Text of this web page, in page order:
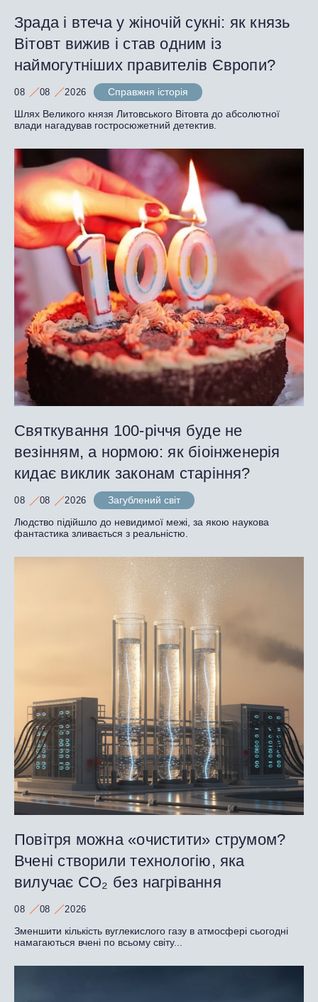
Зрада і втеча у жіночій сукні: як князь
Вітовт вижив і став одним із
наймогутніших правителів Європи?
08 08 2026
Справжня історія
Шлях Великого князя Литовського Вітовта до абсолютної
влади нагадував гостросюжетний детектив.
Святкування 100-річчя буде не
везінням, а нормою: як біоінженерія
кидає виклик законам старіння?
08 08 2026
Загублений світ
Людство підійшло до невидимої межі, за якою наукова
фантастика зливається з реальністю.
Повітря можна «очистити» струмом?
Вчені створили технологію, яка
вилучає CO₂ без нагрівання
08 08 2026
Зменшити кількість вуглекислого газу в атмосфері сьогодні
намагаються вчені по всьому світу...